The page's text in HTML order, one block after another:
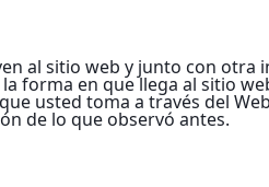
al sitio web y junto con
forma en que llega al sitio
usted toma a través del
de lo que observó antes.